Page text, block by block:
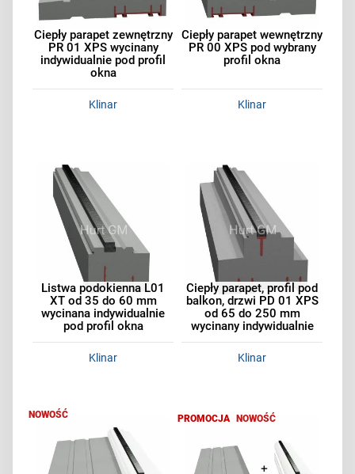
Ciepły parapet zewnętrzny
PR 01 XPS wycinany
indywidualnie pod profil
okna
Klinar
Ciepły parapet wewnętrzny
PR 00 XPS pod wybrany
profil okna
Klinar
Listwa podokienna L01
XT od 35 do 60 mm
wycinana indywidualnie
pod profil okna
Klinar
Ciepły parapet, profil pod
balkon, drzwi PD 01 XPS
od 65 do 250 mm
wycinany indywidualnie
Klinar
NOWOŚĆ PROMOCJA NOWOŚĆ